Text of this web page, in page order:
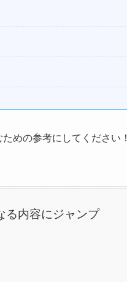
めの参考にしてください！
る内容にジャンプ